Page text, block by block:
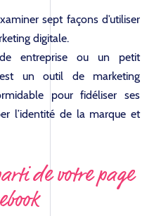
sept façons d’utiliser
digitale.
entreprise ou un petit
un outil de marketing
pour fidéliser ses
l’identité de la marque et
de votre page